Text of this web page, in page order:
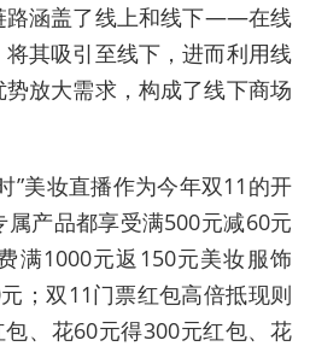
路涵盖了线上和线下——在线
将其吸引至线下，进而利用线
放大需求，构成了线下商场
”美妆直播作为今年双11的开
产品都享受满500元减60元
满1000元返150元美妆服饰
；双11门票红包高倍抵现则
、花60元得300元红包、花